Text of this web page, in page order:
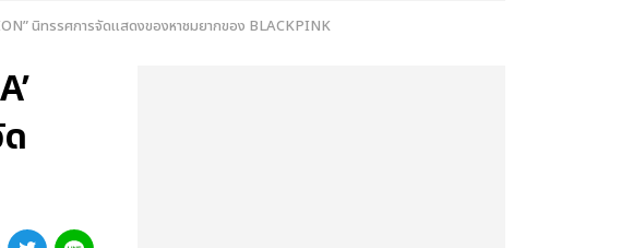
นิทรรศการจัดแสดงของหาชมยากของ BLACKPINK